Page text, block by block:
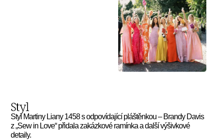
Styl
Styl Martiny Liany 1458 s odpovídající pláštěnkou – Brandy Davis
z „Sew in Love“ přidala zakázkové ramínka a další výšivkové
detaily.